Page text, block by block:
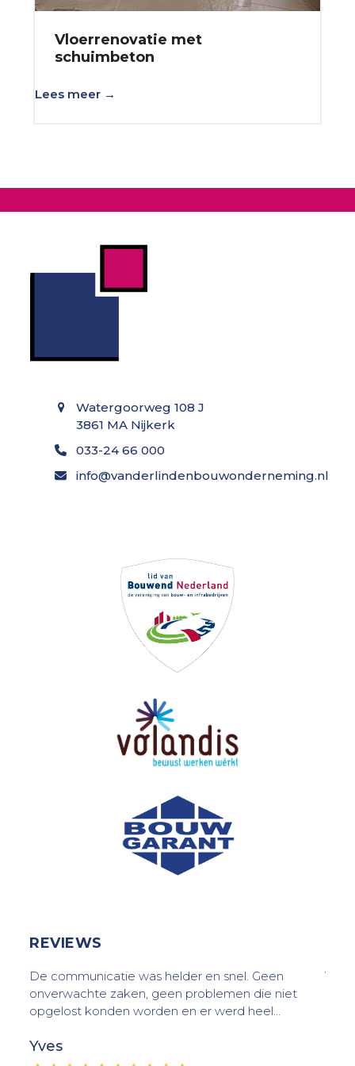
Vloerrenovatie met
schuimbeton
Lees meer →
Watergoorweg 108 J
3861 MA Nijkerk
033-24 66 000
info@vanderlindenbouwonderneming.nl
REVIEWS
De communicatie was helder en snel. Geen
onverwachte zaken, geen problemen die niet
opgelost konden worden en er werd heel…
Yves
Van